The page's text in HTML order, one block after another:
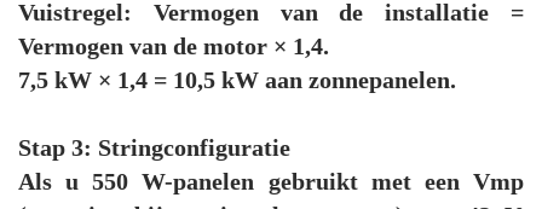
Vuistregel: Vermogen van de installatie =
Vermogen van de motor × 1,4.
7,5 kW × 1,4 = 10,5 kW aan zonnepanelen.
Stap 3: Stringconfiguratie
Als u 550 W-panelen gebruikt met een Vmp